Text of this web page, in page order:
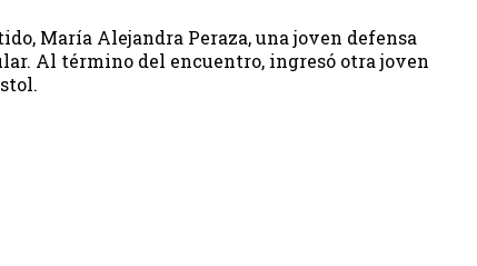
María Alejandra Peraza, una joven defensa
Al término del encuentro, ingresó otra joven